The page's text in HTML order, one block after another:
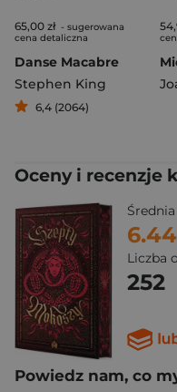
65,00 zł - sugerowana
cena detaliczna
Danse Macabre
Stephen King
6,4 (2064)
Oceny i recenzje
6.44
Liczba
252
Powiedz nam, co